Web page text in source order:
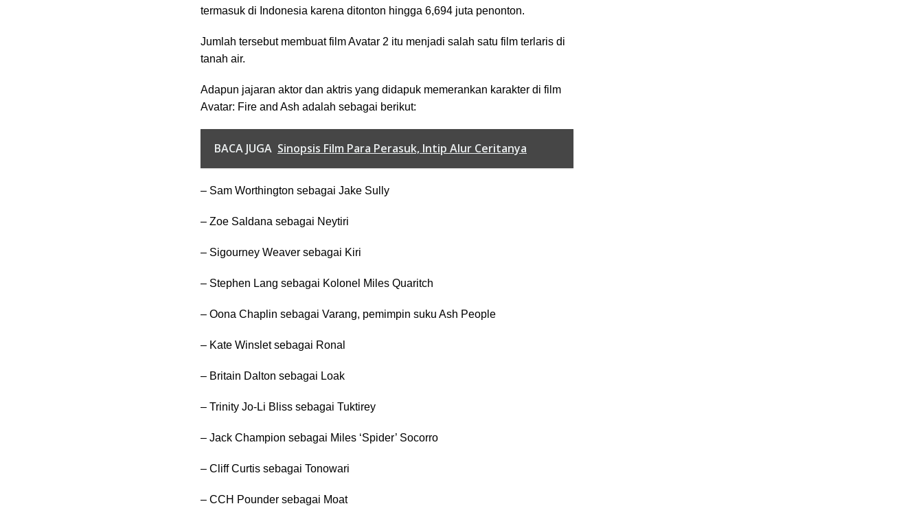
termasuk di Indonesia karena ditonton hingga 6,694 juta penonton.
Jumlah tersebut membuat film Avatar 2 itu menjadi salah satu film terlaris di
tanah air.
Adapun jajaran aktor dan aktris yang didapuk memerankan karakter di film
Avatar: Fire and Ash adalah sebagai berikut:
BACA JUGA Sinopsis Film Para Perasuk, Intip Alur Ceritanya
– Sam Worthington sebagai Jake Sully
– Zoe Saldana sebagai Neytiri
– Sigourney Weaver sebagai Kiri
– Stephen Lang sebagai Kolonel Miles Quaritch
– Oona Chaplin sebagai Varang, pemimpin suku Ash People
– Kate Winslet sebagai Ronal
– Britain Dalton sebagai Loak
– Trinity Jo-Li Bliss sebagai Tuktirey
– Jack Champion sebagai Miles ‘Spider’ Socorro
– Cliff Curtis sebagai Tonowari
– CCH Pounder sebagai Moat